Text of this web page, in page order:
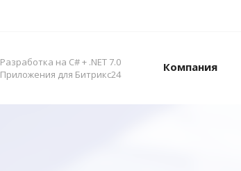
Разработка на C# + .NET 7.0
Приложения для Битрикс24
Компания